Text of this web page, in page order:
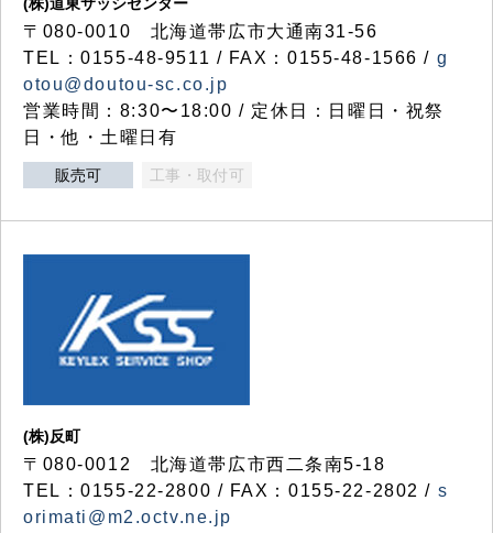
〒080-0010 北海道帯広市大通南31-56
TEL：0155-48-9511 / FAX：0155-48-1566 / g
otou@doutou-sc.co.jp
営業時間：8:30〜18:00 / 定休日：日曜日・祝祭
日・他・土曜日有
販売可 工事・取付可
(株)反町
〒080-0012 北海道帯広市西二条南5-18
TEL：0155-22-2800 / FAX：0155-22-2802 / s
orimati@m2.octv.ne.jp